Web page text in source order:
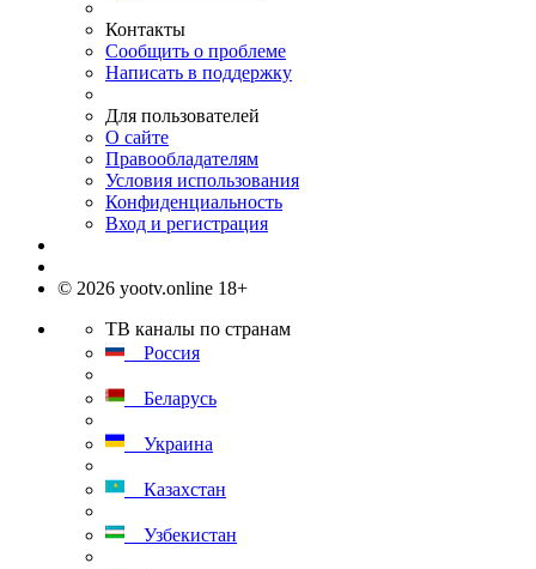
Контакты
Сообщить о проблеме
Написать в поддержку
Для пользователей
О сайте
Правообладателям
Условия использования
Конфиденциальность
Вход и регистрация
© 2026 yootv.online 18+
ТВ каналы по странам
Россия
Беларусь
Украина
Казахстан
Узбекистан